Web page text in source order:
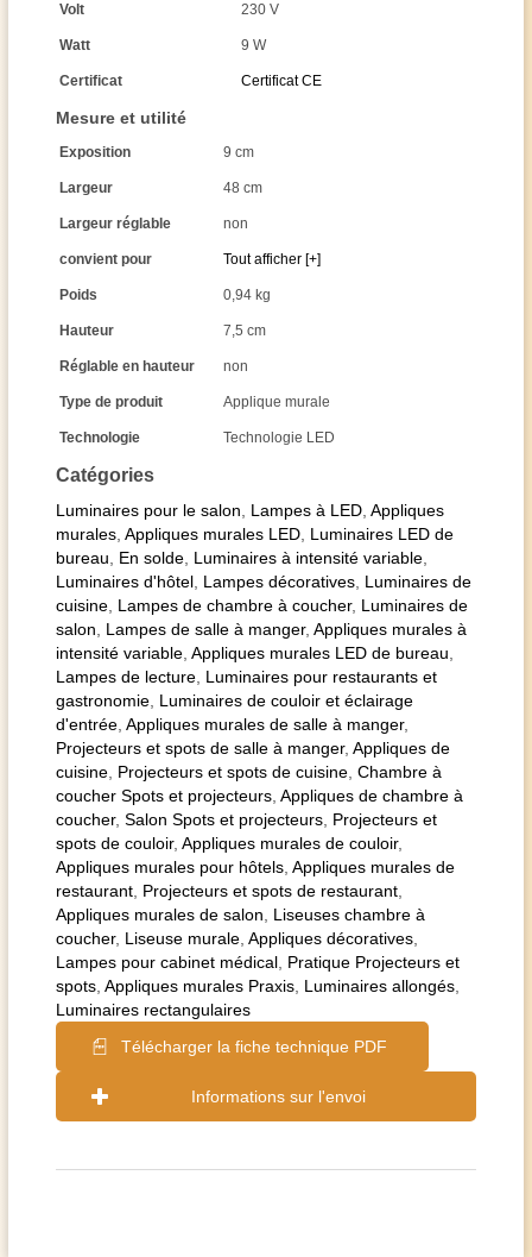
Catégories
Luminaires pour le salon Lampes à LED Appliques
murales Appliques murales LED Luminaires LED de
bureau
En solde Luminaires à intensité variable
Luminaires d'hôtel Lampes décoratives Luminaires de
cuisine Lampes de chambre à coucher, Luminaires de
salon
Lampes de salle à manger, Appliques murales à
intensité variable Appliques murales LED de bureau
Lampes de lecture Luminaires pour restaurants et
gastronomie Luminaires de couloir et éclairage
d'entrée Appliques murales de salle à manger,
Projecteurs et spots de salle à manger, Appliques de
cuisine Projecteurs et spots de cuisine Chambre à
coucher Spots et projecteurs Appliques de chambre à
coucher, Salon Spots et projecteurs Projecteurs et
spots de couloir, Appliques murales de couloir,
Appliques murales pour hôtels Appliques murales de
restaurant Projecteurs et spots de restaurant
Appliques murales de salon
Liseuses chambre à
coucher, Liseuse murale Appliques décoratives
Lampes pour cabinet médical Pratique Projecteurs et
spots Appliques murales Praxis Luminaires allongés
Luminaires rectangulaires
Télécharger la fiche technique PDF
Informations sur l'envoi
Volt 230 V
Watt 9 W
Certificat Certificat CE
Mesure et utilité
Exposition 9 cm
Largeur 48 cm
Largeur réglable non
convient pour Tout afficher [+]
Poids 0,94 kg
Hauteur 7,5 cm
Réglable en hauteur non
Type de produit Applique murale
Technologie Technologie LED